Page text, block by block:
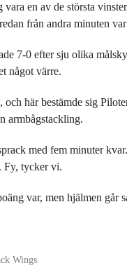
en av de största
från andra minuten
7-0 efter sju olika
något värre.
här bestämde sig
armbågstackling.
med fem minuter
Fy, tycker vi.
var, men hjälmen går
Wings